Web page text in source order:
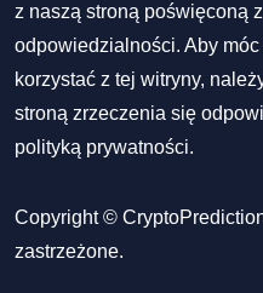
z naszą stroną poświęconą
odpowiedzialności. Aby
korzystać z tej witryny,
stroną zrzeczenia się
polityką prywatności.
Copyright ©
zastrzeżone.